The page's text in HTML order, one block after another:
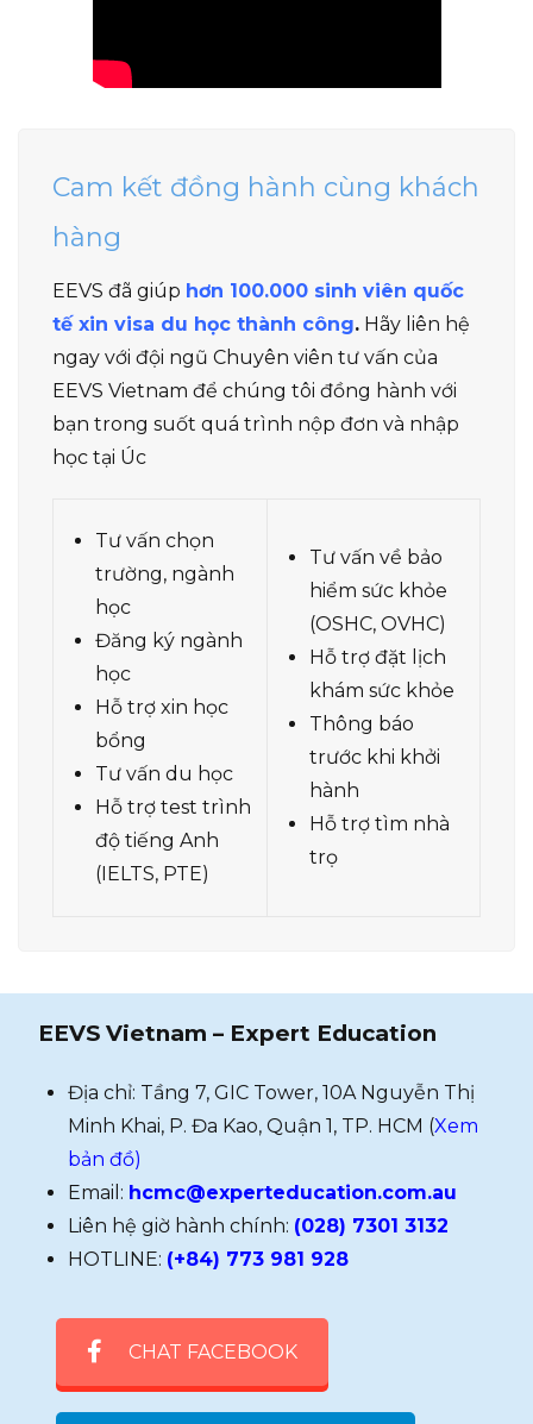
Cam kết đồng hành cùng khách
hàng
EEVS đã giúp hơn 100.000 sinh viên quốc
tế xin visa du học thành công. Hãy liên hệ
ngay với đội ngũ Chuyên viên tư vấn của
EEVS Vietnam để chúng tôi đồng hành với
bạn trong suốt quá trình nộp đơn và nhập
học tại Úc
Tư vấn chọn
trường, ngành
học
Đăng ký ngành
học
Hỗ trợ xin học
bổng
Tư vấn du học
Hỗ trợ test trình
độ tiếng Anh
(IELTS, PTE)
Tư vấn về bảo
hiểm sức khỏe
(OSHC, OVHC)
Hỗ trợ đặt lịch
khám sức khỏe
Thông báo
trước khi khởi
hành
Hỗ trợ tìm nhà
trọ
EEVS Vietnam – Expert Education
Địa chỉ: Tầng 7, GIC Tower, 10A Nguyễn Thị
Minh Khai, P. Đa Kao, Quận 1, TP. HCM (Xem
bản đồ)
Email: hcmc@experteducation.com.au
Liên hệ giờ hành chính: (028) 7301 3132
HOTLINE: (+84) 773 981 928
CHAT FACEBOOK